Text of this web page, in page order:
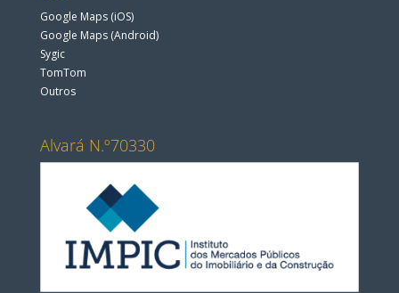
Google Maps (iOS)
Google Maps (Android)
Sygic
TomTom
Outros
Alvará N.º70330